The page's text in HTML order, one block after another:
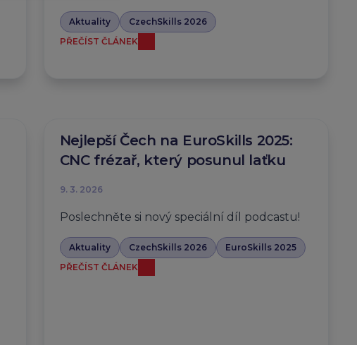
Aktuality
CzechSkills 2026
PŘEČÍST ČLÁNEK
Nejlepší Čech na EuroSkills 2025:
CNC frézař, který posunul laťku
9. 3. 2026
Poslechněte si nový speciální díl podcastu!
Aktuality CzechSkills 2026
EuroSkills 2025
PŘEČÍST ČLÁNEK